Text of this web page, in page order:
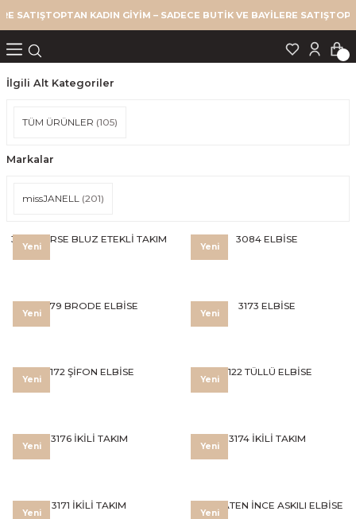
SATIŞTOPTAN KADIN GİYİM – SADECE BUTİK VE BAYİLERE SATIŞ
Geri Dön
Geri Dön
Geri Dön
Geri Dön
Geri Dön
İlgili Alt Kategoriler
TÜM ÜRÜNLER (105)
Markalar
missJANELL (201)
Yeni
3178 KORSE BLUZ ETEKLİ TAKIM
Yeni
3084 ELBİSE
Yeni
3179 BRODE ELBİSE
Yeni
3173 ELBİSE
Yeni
3172 ŞİFON ELBİSE
Yeni
3122 TÜLLÜ ELBİSE
Yeni
3176 İKİLİ TAKIM
Yeni
3174 İKİLİ TAKIM
Yeni
3171 İKİLİ TAKIM
Yeni
3303 SATEN İNCE ASKILI ELBİSE